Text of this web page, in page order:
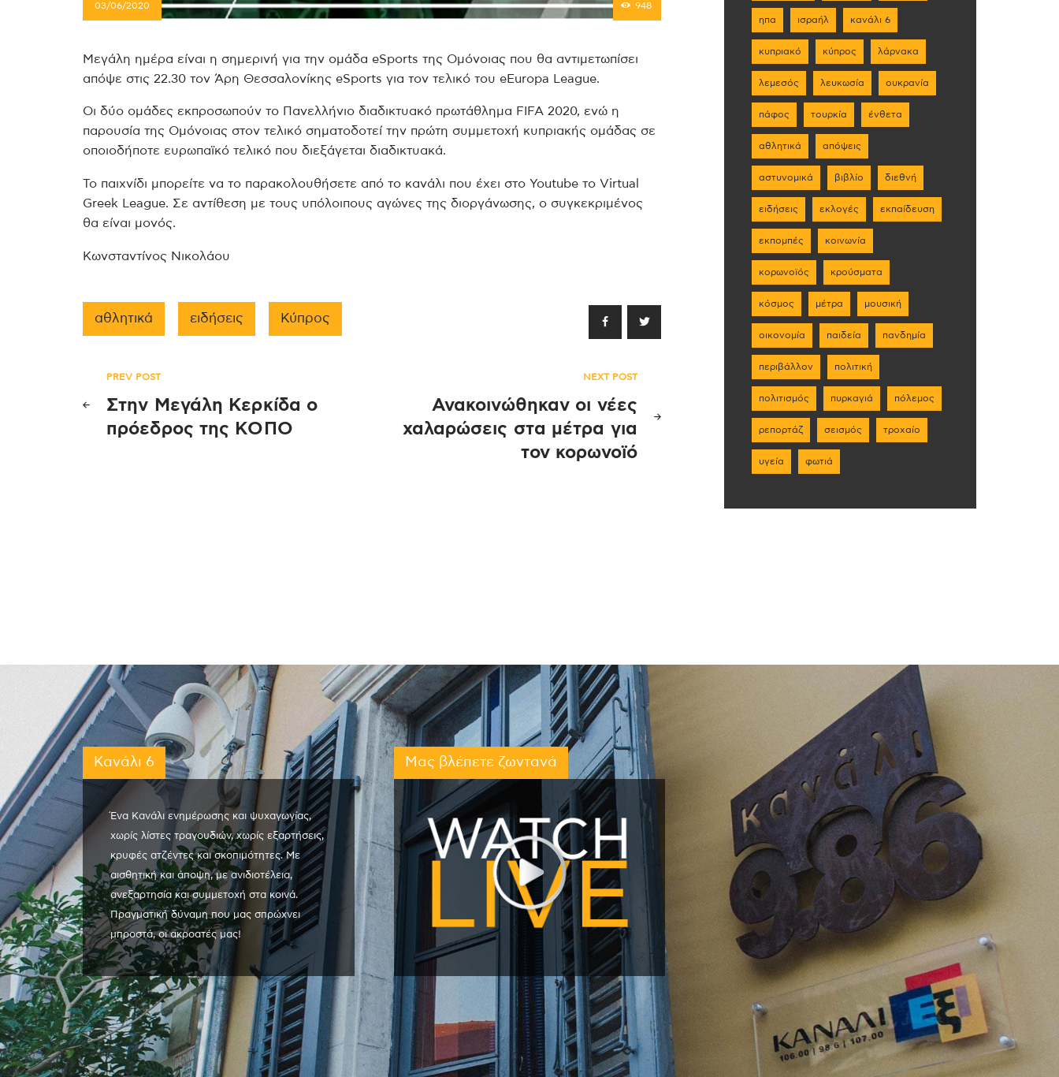
03/06/2020 948
Μεγάλη ημέρα είναι η σημερινή για την ομάδα eSports της Ομόνοιας που θα αντιμετωπίσει
απόψε στις 22.30 τον Άρη Θεσσαλονίκης eSports για τον τελικό του eEuropa League.
Οι δύο ομάδες εκπροσωπούν το Πανελλήνιο διαδικτυακό πρωτάθλημα FIFA 2020, ενώ η
παρουσία της Ομόνοιας στον τελικό σηματοδοτεί την πρώτη συμμετοχή κυπριακής ομάδας σε
οποιοδήποτε ευρωπαϊκό τελικό που διεξάγεται διαδικτυακά.
Το παιχνίδι μπορείτε να το παρακολουθήσετε από το κανάλι που έχει στο Youtube το Virtual
Greek League. Σε αντίθεση με τους υπόλοιπους αγώνες της διοργάνωσης, ο συγκεκριμένος
θα είναι μονός.
Κωνσταντίνος Νικολάου
αθλητικά ειδήσεις Κύπρος
Πλοήγηση
άρθρων
PREV POST
Στην Μεγάλη Κερκίδα ο
πρόεδρος της ΚΟΠΟ
NEXT POST
Ανακοινώθηκαν οι νέες
χαλαρώσεις στα μέτρα για
τον κορωνοϊό
ηπα ισραήλ κανάλι 6
κυπριακό κύπρος λάρνακα
λεμεσός λευκωσία ουκρανία
πάφος τουρκία ένθετα
αθλητικά απόψεις
αστυνομικά βιβλίο διεθνή
ειδήσεις εκλογές εκπαίδευση
εκπομπές κοινωνία
κορωνοϊός κρούσματα
κόσμος μέτρα μουσική
οικονομία παιδεία πανδημία
περιβάλλον πολιτική
πολιτισμός πυρκαγιά πόλεμος
ρεπορτάζ σεισμός τροχαίο
υγεία φωτιά
Κανάλι 6
Ένα Κανάλι ενημέρωσης και ψυχαγωγίας,
χωρίς λίστες τραγουδιών, χωρίς εξαρτήσεις,
κρυφές ατζέντες και σκοπιμότητες. Με
αισθητική και άποψη, με ανιδιοτέλεια,
ανεξαρτησία και συμμετοχή στα κοινά.
Πραγματική δύναμη που μας σπρώχνει
μπροστά, οι ακροατές μας!
Μας βλέπετε ζωντανά